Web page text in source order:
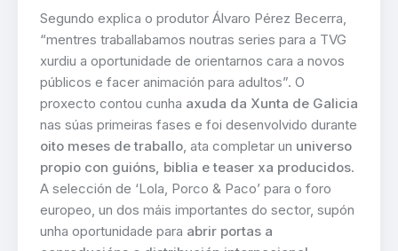
Segundo explica o produtor Álvaro Pérez Becerra,
“mentres traballabamos noutras series para a TVG
xurdiu a oportunidade de orientarnos cara a novos
públicos e facer animación para adultos”. O
proxecto contou cunha axuda da Xunta de Galicia
nas súas primeiras fases e foi desenvolvido durante
oito meses de traballo, ata completar un universo
propio con guións, biblia e teaser xa producidos.
A selección de ‘Lola, Porco & Paco’ para o foro
europeo, un dos máis importantes do sector, supón
unha oportunidade para abrir portas a